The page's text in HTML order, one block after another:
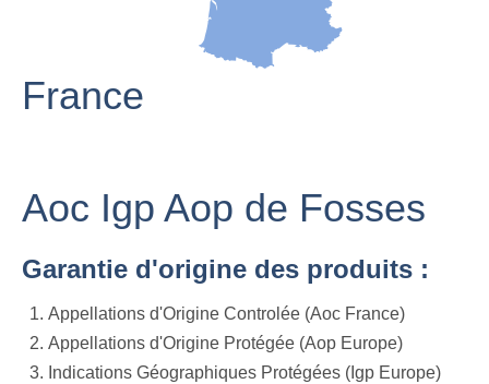
France
Aoc Igp Aop de Fosses
Garantie d'origine des produits :
Appellations d'Origine Controlée (Aoc France)
Appellations d'Origine Protégée (Aop Europe)
Indications Géographiques Protégées (Igp Europe)